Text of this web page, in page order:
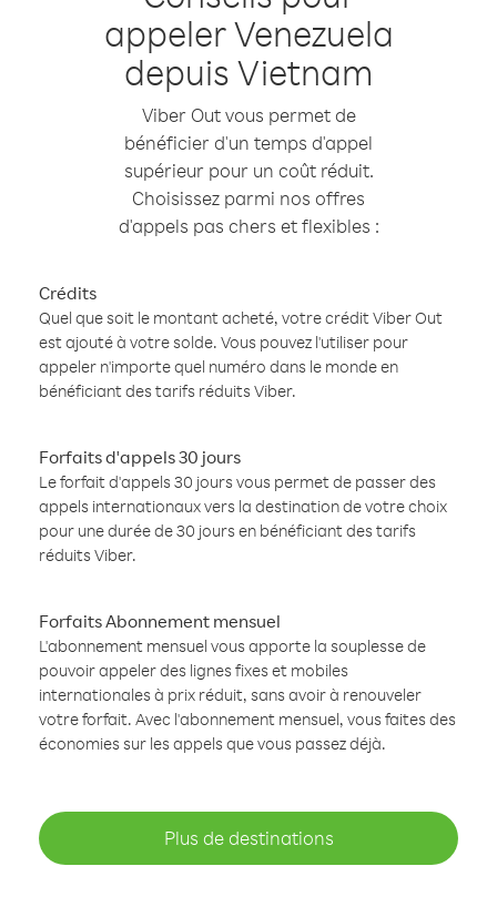
appeler Venezuela
depuis Vietnam
Viber Out vous permet de
bénéficier d'un temps d'appel
supérieur pour un coût réduit.
Choisissez parmi nos offres
d'appels pas chers et flexibles :
Crédits
Quel que soit le montant acheté, votre crédit Viber Out
est ajouté à votre solde. Vous pouvez l'utiliser pour
appeler n'importe quel numéro dans le monde en
bénéficiant des tarifs réduits Viber.
Forfaits d'appels 30 jours
Le forfait d'appels 30 jours vous permet de passer des
appels internationaux vers la destination de votre choix
pour une durée de 30 jours en bénéficiant des tarifs
réduits Viber.
Forfaits Abonnement mensuel
L'abonnement mensuel vous apporte la souplesse de
pouvoir appeler des lignes fixes et mobiles
internationales à prix réduit, sans avoir à renouveler
votre forfait. Avec l'abonnement mensuel, vous faites des
économies sur les appels que vous passez déjà.
Plus de destinations